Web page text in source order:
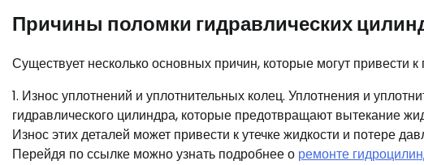
Причины поломки гидравлических
Существует несколько основных причин, которые могут привести
1. Износ уплотнений и уплотнительных колец. Уплотнения и
гидравлического цилиндра, которые предотвращают вытекание
Износ этих деталей может привести к утечке жидкости и потере
Перейдя по ссылке можно узнать подробнее о ремонте